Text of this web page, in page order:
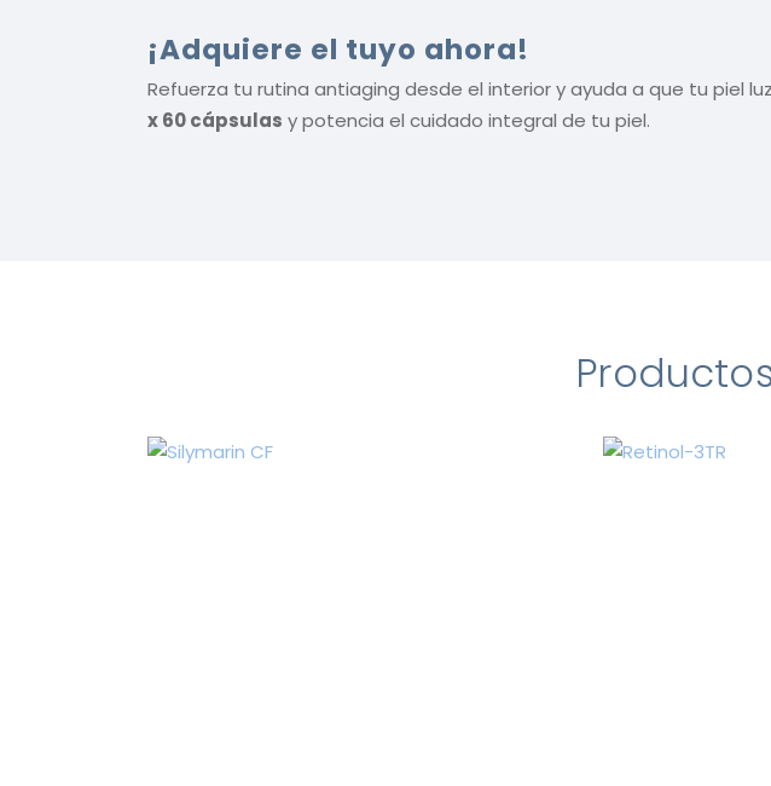
¡Adquiere el tuyo ahora!
Refuerza tu rutina antiaging desde el interior y ayuda a que tu piel
x 60 cápsulas y potencia el cuidado integral de tu piel.